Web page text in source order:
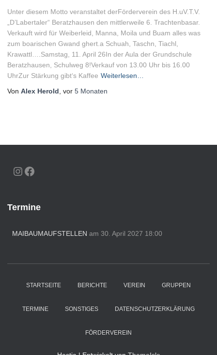
Unter diesem Motto veranstaltet derFörderverein des H.uV.T.V.
„D’Labertaler“ Beratzhausen den mittlerweile 6. Trachtenbasar.
Verkauft wird für Weiberleid, Manna, Moila und Buam alles was
zum boarischen Gwand ghert.a Schuah, Taschn, Tiachl,
Krawattl….Samstag, 11. April 26In der Aula der Grundschule
Beratzhausen, Schulweg 8!Verkauf von 13.00 Uhr bis 16.00
UhrZur Stärkung gibt‘s Kaffee Weiterlesen…
Von Alex Herold , vor 5 Monaten
INSTAGRAM
Termine
MAIBAUMAUFSTELLEN am 30. April 2027 18:00
STARTSEITE BERICHTE VEREIN GRUPPEN
TERMINE SONSTIGES DATENSCHUTZERKLÄRUNG
FÖRDERVEREIN